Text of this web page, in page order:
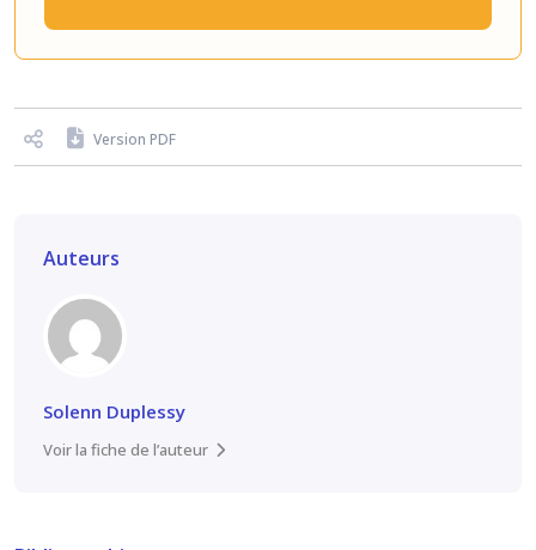
Version PDF
Auteurs
Solenn Duplessy
Voir la fiche de l’auteur